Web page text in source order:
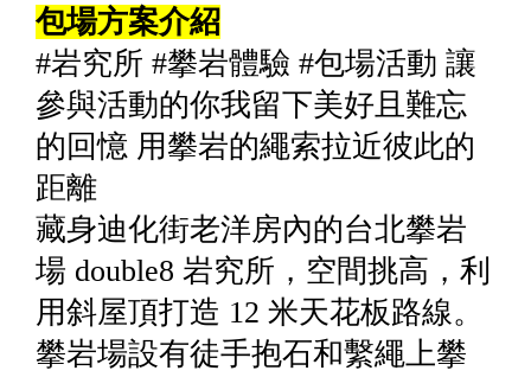
包場方案介紹
#岩究所 #攀岩體驗 #包場活動 讓
參與活動的你我留下美好且難忘
的回憶 用攀岩的繩索拉近彼此的
距離
藏身迪化街老洋房內的台北攀岩
場 double8 岩究所，空間挑高，利
用斜屋頂打造 12 米天花板路線。
攀岩場設有徒手抱石和繫繩上攀